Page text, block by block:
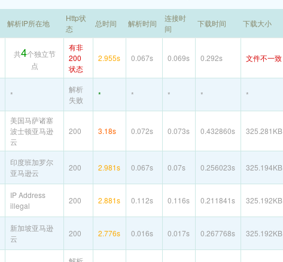
解析IP所在地
Http状
态
总时间 解析时间
连接时
间
下载时间 下载大小
共4个独立节
点
有非
200
状态
2.955s 0.067s 0.069s 0.292s 文件不一致
*
解析
失败
* * * * *
美国马萨诸塞
波士顿亚马逊
云
200 3.18s 0.072s 0.073s 0.432860s 325.281KB
印度班加罗尔
亚马逊云
200 2.981s 0.067s 0.07s 0.256023s 325.194KB
IP Address
illegal
200 2.881s 0.112s 0.116s 0.211841s 325.192KB
新加坡亚马逊
云
200 2.776s 0.016s 0.017s 0.267768s 325.192KB